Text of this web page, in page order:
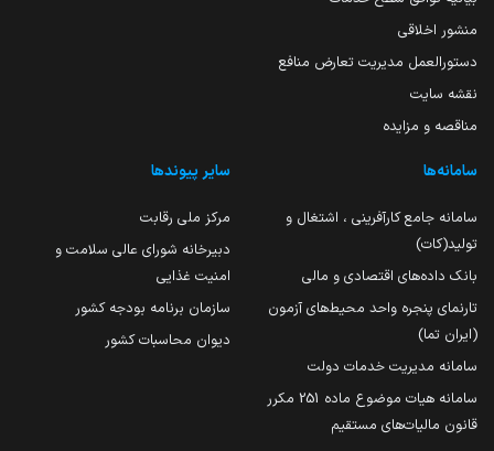
منشور اخلاقی
دستورالعمل مدیریت تعارض منافع
نقشه سایت
مناقصه و مزایده
سامانه‌ها
سامانه جامع کارآفرینی ، اشتغال و
تولید(کات)
بانک داده‌های اقتصادی و مالی
تارنمای پنجره واحد محیط‌های آزمون
(ایران تما)
سامانه مدیریت خدمات دولت
سامانه هیات موضوع ماده 251 مکرر
قانون مالیات‌های مستقیم
سایر پیوندها
مرکز ملی رقابت
دبیرخانه شورای عالی سلامت و
امنیت غذایی
سازمان برنامه بودجه کشور
دیوان محاسبات کشور